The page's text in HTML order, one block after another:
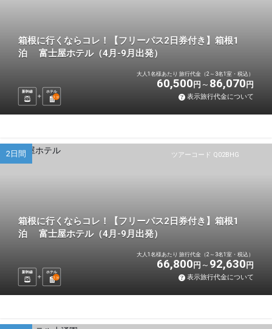
箱根に行くならコレ！【フリーパス2日券付き】箱根1
泊 富士屋ホテル（4月-9月出発）
新幹線
ホテル
1 泊
大人1名様あたり 旅行代金（2～3名1室・税込）
60,500 円 86,070 円
表示旅行代金について
ツアーコード Q02BHG
2日間
箱根に行くならコレ！【フリーパス2日券付き】箱根1
泊 富士屋ホテル（4月-9月出発）
新幹線
ホテル
1 泊
大人1名様あたり 旅行代金（2～3名1室・税込）
66,800 円 92,630 円
表示旅行代金について